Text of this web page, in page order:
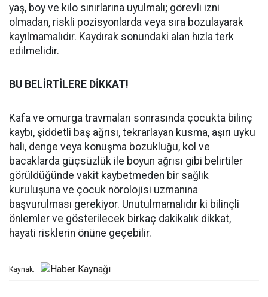
yaş, boy ve kilo sınırlarına uyulmalı; görevli izni
olmadan, riskli pozisyonlarda veya sıra bozulayarak
kayılmamalıdır. Kaydırak sonundaki alan hızla terk
edilmelidir.
BU BELİRTİLERE DİKKAT!
Kafa ve omurga travmaları sonrasında çocukta bilinç
kaybı, şiddetli baş ağrısı, tekrarlayan kusma, aşırı uyku
hali, denge veya konuşma bozukluğu, kol ve
bacaklarda güçsüzlük ile boyun ağrısı gibi belirtiler
görüldüğünde vakit kaybetmeden bir sağlık
kuruluşuna ve çocuk nörolojisi uzmanına
başvurulması gerekiyor. Unutulmamalıdır ki bilinçli
önlemler ve gösterilecek birkaç dakikalık dikkat,
hayati risklerin önüne geçebilir.
Kaynak: